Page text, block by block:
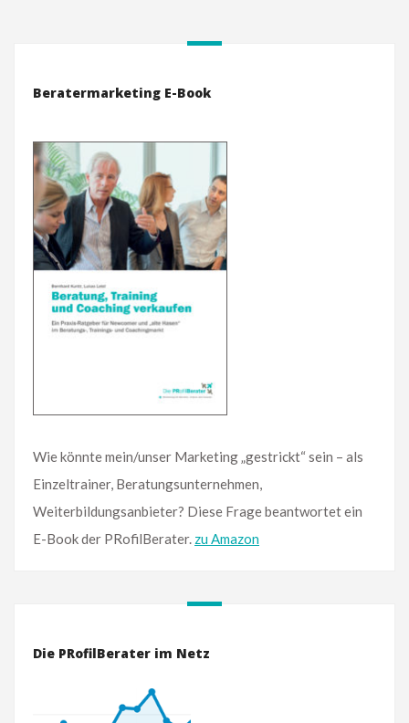
Beratermarketing E-Book
Wie könnte mein/unser Marketing „gestrickt“ sein – als
Einzeltrainer, Beratungsunternehmen,
Weiterbildungsanbieter? Diese Frage beantwortet ein
E-Book der PRofilBerater. zu Amazon
Die PRofilBerater im Netz